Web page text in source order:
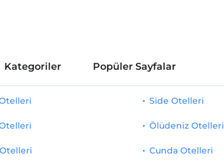
Kategoriler Popüler Sayfalar
Side Otelleri
Ölüdeniz Otelleri
Cunda Otelleri